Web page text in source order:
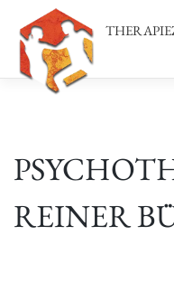
Inhalt
springen
REINER